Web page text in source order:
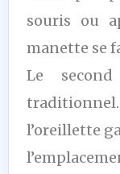
souris ou
manette se
Le
l’oreillette